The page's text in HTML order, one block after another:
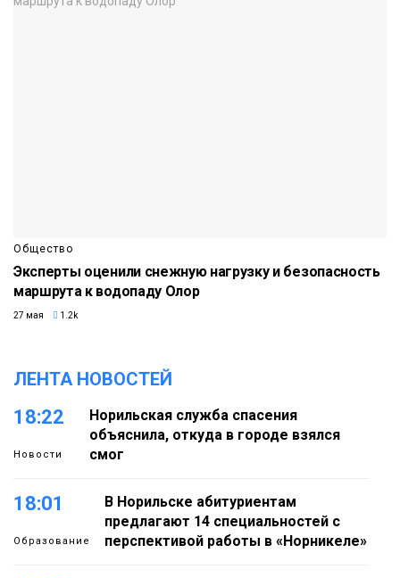
Общество
Эксперты оценили снежную нагрузку и безопасность
маршрута к водопаду Олор
27 мая 1.2k
ЛЕНТА НОВОСТЕЙ
18:22
Новости
Норильская служба спасения
объяснила, откуда в городе взялся
смог
18:01
Образование
В Норильске абитуриентам
предлагают 14 специальностей с
перспективой работы в «Норникеле»